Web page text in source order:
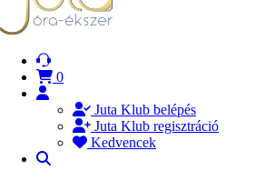
0
Juta Klub belépés
Juta Klub regisztráció
Kedvencek